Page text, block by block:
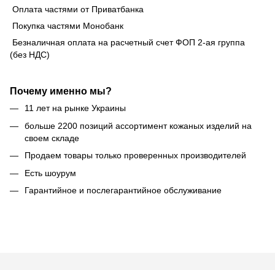
Оплата частями от Приватбанка
Покупка частями Монобанк
Безналичная оплата на расчетный счет ФОП 2-ая группа
(без НДС)
Почему именно мы?
11 лет на рынке Украины
больше 2200 позиций ассортимент кожаных изделий на
своем складе
Продаем товары только проверенных производителей
Есть шоурум
Гарантийное и послегарантийное обслуживание